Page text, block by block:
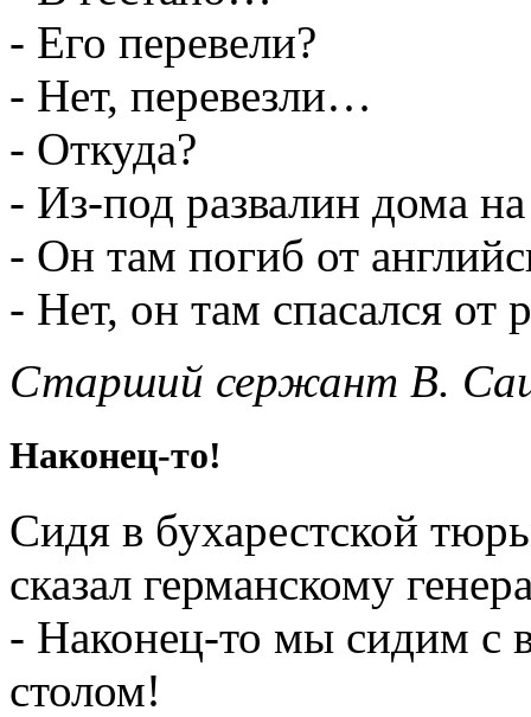
- Его перевели?
- Нет, перевезли…
- Откуда?
- Из-под развалин дома
- Он там погиб от
- Нет, он там спасался
Старший сержант В.
Наконец-то!
Сидя в бухарестской
сказал германскому
- Наконец-то мы сидим с
столом!